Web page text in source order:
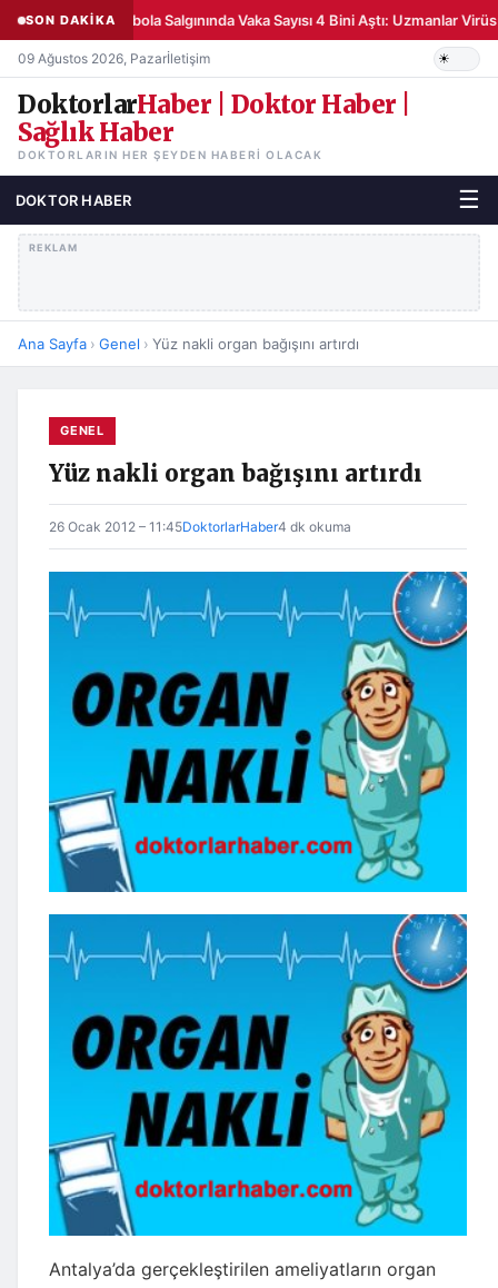
SON DAKİKA Ebola Salgınında Vaka Sayısı 4 Bini Aştı: Uzmanlar
09 Ağustos 2026, Pazarİletişim
DoktorlarHaber | Doktor Haber |
Sağlık Haber
DOKTORLARIN HER ŞEYDEN HABERI OLACAK
DOKTOR HABER ☰
REKLAM
Ana Sayfa › Genel › Yüz nakli organ bağışını artırdı
GENEL
Yüz nakli organ bağışını artırdı
26 Ocak 2012 – 11:45DoktorlarHaber4 dk okuma
Antalya’da gerçekleştirilen ameliyatların organ